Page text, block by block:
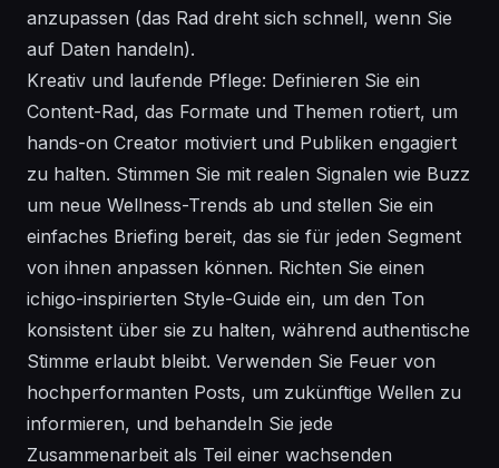
anzupassen (das Rad dreht sich schnell, wenn Sie
auf Daten handeln).
Kreativ und laufende Pflege: Definieren Sie ein
Content-Rad, das Formate und Themen rotiert, um
hands-on Creator motiviert und Publiken engagiert
zu halten. Stimmen Sie mit realen Signalen wie Buzz
um neue Wellness-Trends ab und stellen Sie ein
einfaches Briefing bereit, das sie für jeden Segment
von ihnen anpassen können. Richten Sie einen
ichigo-inspirierten Style-Guide ein, um den Ton
konsistent über sie zu halten, während authentische
Stimme erlaubt bleibt. Verwenden Sie Feuer von
hochperformanten Posts, um zukünftige Wellen zu
informieren, und behandeln Sie jede
Zusammenarbeit als Teil einer wachsenden